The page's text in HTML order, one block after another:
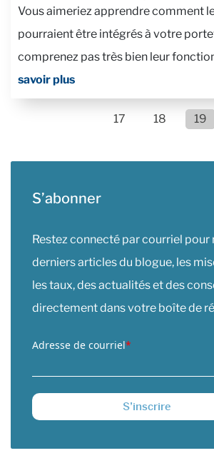
Vous aimeriez apprendre comment
pourraient être intégrés à votre
comprenez pas très bien leur
savoir plus
17 18 19
S’abonner
Restez connecté par courriel pour
derniers articles du blogue, les
les taux, des actualités et des
directement dans votre boîte de
Adresse de courriel*